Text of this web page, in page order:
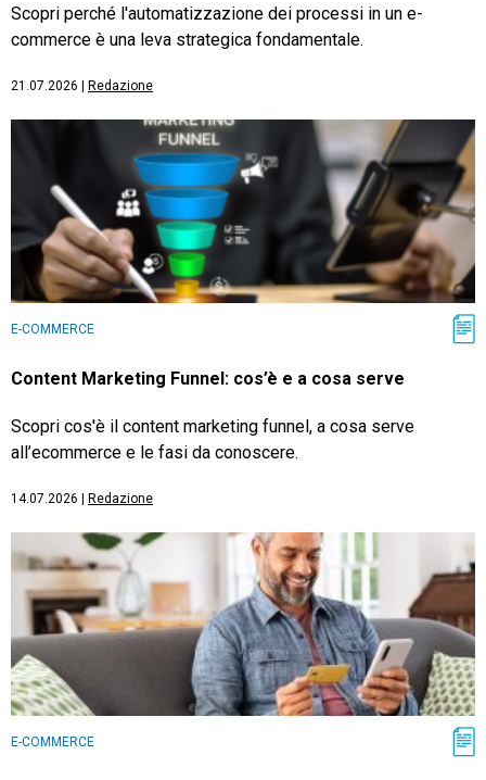
Scopri perché l'automatizzazione dei processi in un e-
commerce è una leva strategica fondamentale.
21.07.2026 Redazione
E-COMMERCE
Content Marketing Funnel: cos’è e a cosa serve
Scopri cos'è il content marketing funnel, a cosa serve
all’ecommerce e le fasi da conoscere.
14.07.2026 Redazione
E-COMMERCE